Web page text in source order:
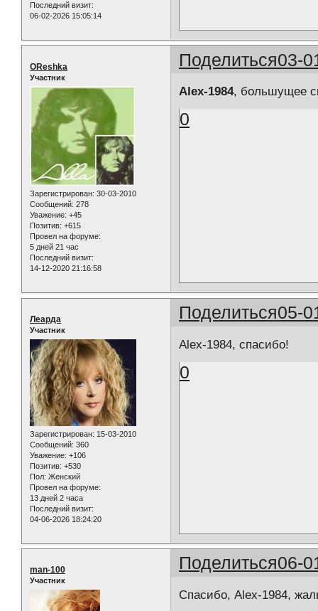
Последний визит:
06-02-2026 15:05:14
Поделиться03-
OReshka
Участник
Зарегистрирован: 30-03-2010
Сообщений: 278
Уважение: +45
Позитив: +615
Провел на форуме:
5 дней 21 час
Последний визит:
14-12-2020 21:16:58
Alex-1984, большущее
0
Поделиться05-
Леарда
Участник
Зарегистрирован: 15-03-2010
Сообщений: 360
Уважение: +106
Позитив: +530
Пол: Женский
Провел на форуме:
13 дней 2 часа
Последний визит:
04-06-2026 18:24:20
Alex-1984, спасибо!
0
Поделиться06-
man-100
Участник
Спасибо, Alex-1984,